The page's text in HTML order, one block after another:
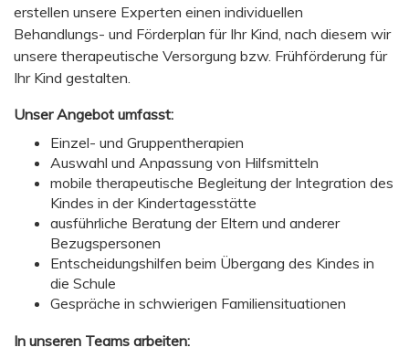
erstellen unsere Experten einen individuellen
Behandlungs- und Förderplan für Ihr Kind, nach diesem wir
unsere therapeutische Versorgung bzw. Frühförderung für
Ihr Kind gestalten.
Unser Angebot umfasst:
Einzel- und Gruppentherapien
Auswahl und Anpassung von Hilfsmitteln
mobile therapeutische Begleitung der Integration des
Kindes in der Kindertagesstätte
ausführliche Beratung der Eltern und anderer
Bezugspersonen
Entscheidungshilfen beim Übergang des Kindes in
die Schule
Gespräche in schwierigen Familiensituationen
In unseren Teams arbeiten: